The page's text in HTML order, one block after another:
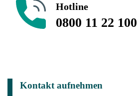
Hotline
0800 11 22 100
Kontakt aufnehmen